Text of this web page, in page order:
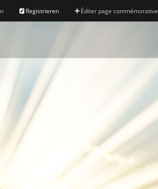
Registrieren Éditer page commémorative